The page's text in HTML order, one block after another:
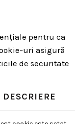
pentru ca
uri asigură
de securitate
DESCRIERE